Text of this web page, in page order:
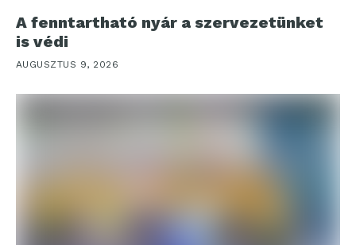
A fenntartható nyár a szervezetünket
is védi
AUGUSZTUS 9, 2026